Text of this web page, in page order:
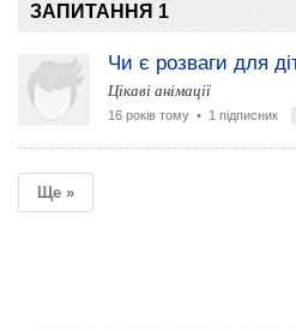
ЗАПИТАННЯ 1
Чи є розваги для
Цікаві анімації
16 років тому • 1 підписник
Ще »